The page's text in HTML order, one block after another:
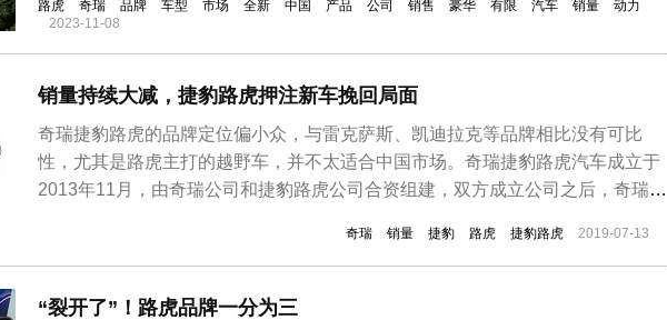
路虎 奇瑞 品牌 车型 市场 全新 中国 产品 公司 销售 豪华 有限 汽车 销量
动力
2023-11-08
销量持续大减，捷豹路虎押注新车挽回局面
奇瑞捷豹路虎的品牌定位偏小众，与雷克萨斯、凯迪拉克等品牌相比没有可比
性，尤其是路虎主打的越野车，并不太适合中国市场。奇瑞捷豹路虎汽车成立于
2013年11月，由奇瑞公司和捷豹路虎公司合资组建，双方成立公司之后，奇瑞捷
2016年，奇瑞捷豹路虎全年销量达到6.3万，实际盈利201亿元。2017年，奇瑞捷
豹路虎的销量进一步攀升...
奇瑞 销量 捷豹 路虎 捷豹路虎 2019-07-13
“裂开了”！路虎品牌一分为三